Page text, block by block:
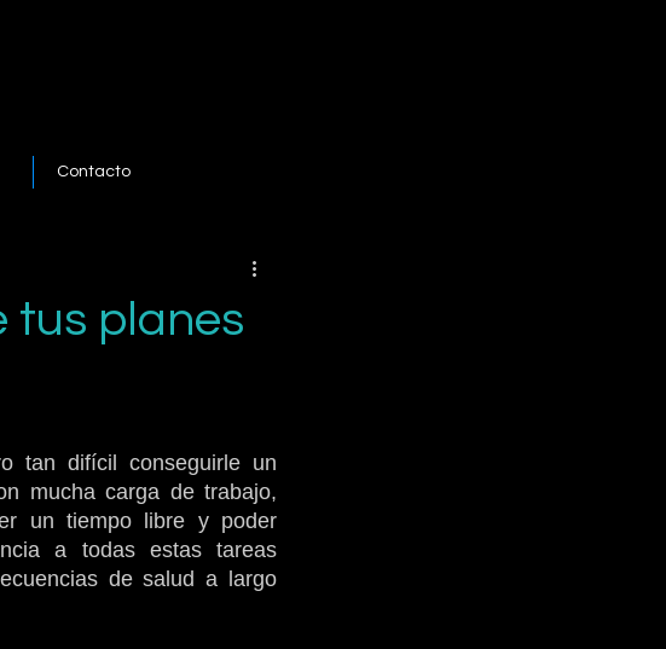
Contacto
tus planes
tan difícil conseguirle un
mucha carga de trabajo,
un tiempo libre y poder
a todas estas tareas
de salud a largo